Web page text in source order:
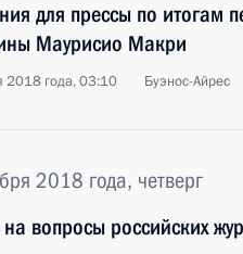
для прессы по итогам
Маурисио Макри
2018 года, 03:10 Буэнос-Айрес
2018 года, четверг
вопросы российских